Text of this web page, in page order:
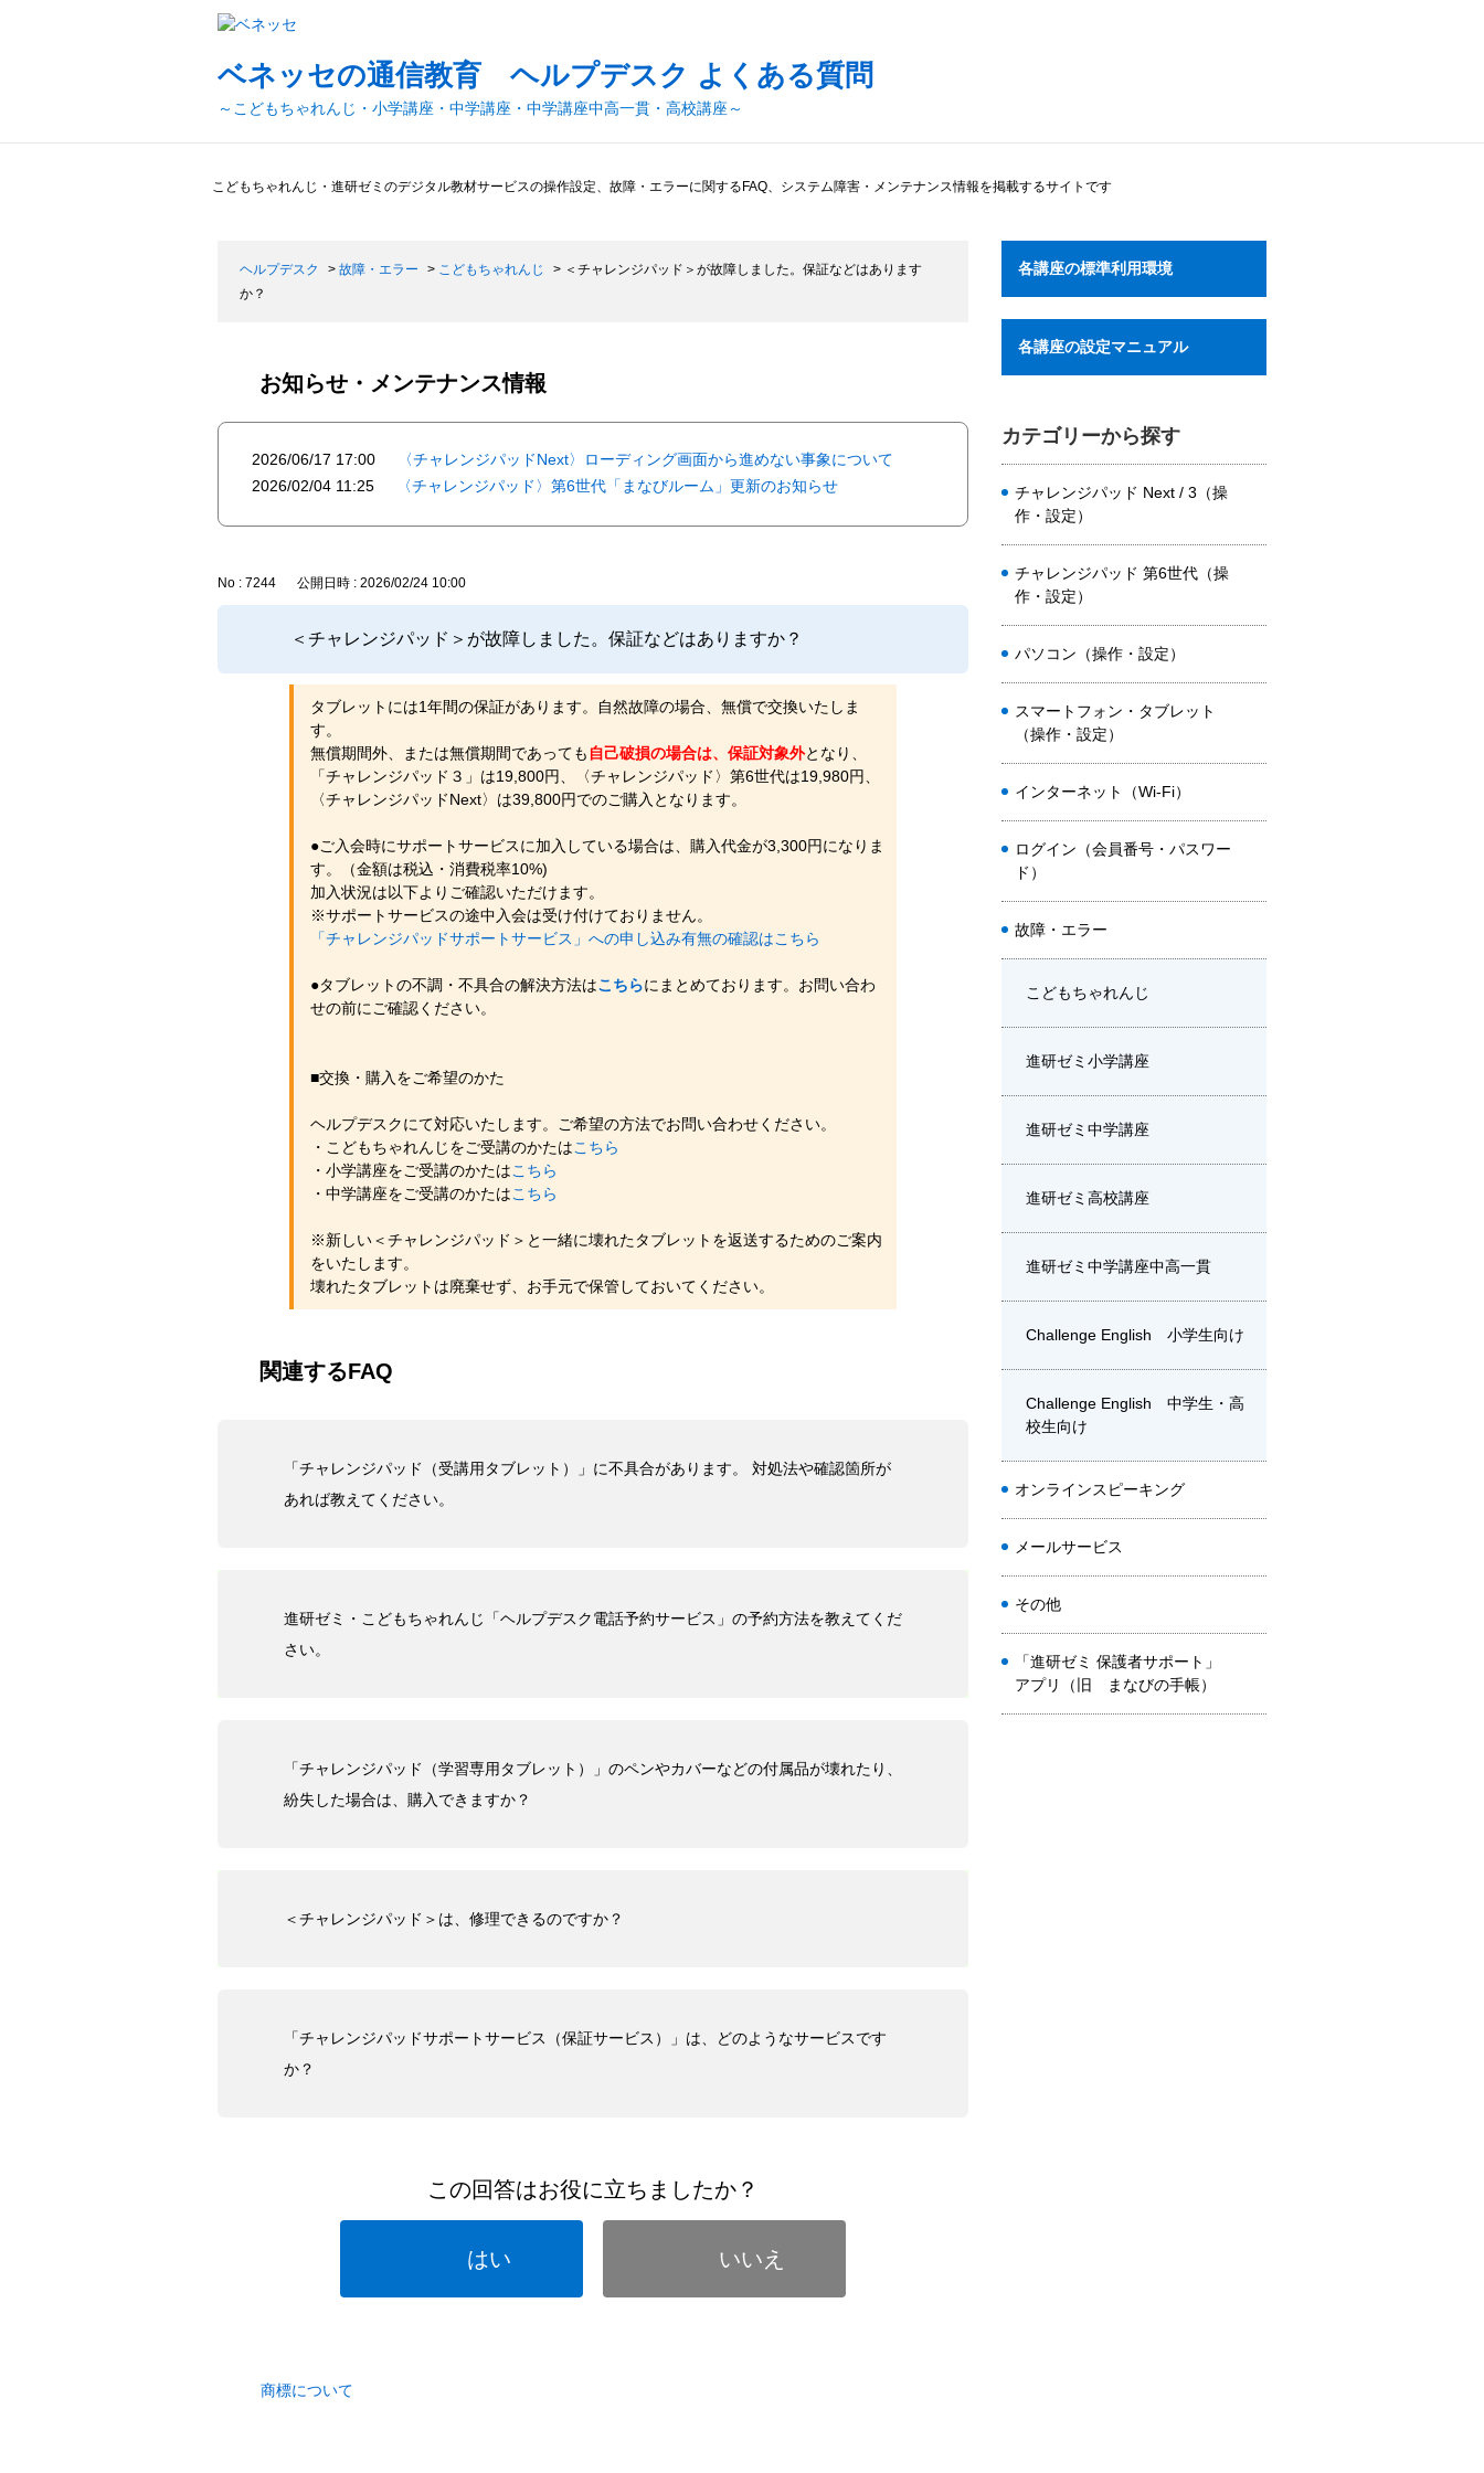
ベネッセの通信教育 ヘルプデスク よくある質問
～こどもちゃれんじ・小学講座・中学講座・中学講座中高一貫・高校講座～
こどもちゃれんじ・進研ゼミのデジタル教材サービスの操作設定、故障・エラーに関するFAQ、システム障害・メンテナンス情報を掲載するサイトです
ヘルプデスク > 故障・エラー > こどもちゃれんじ > ＜チャレンジパッド＞が故障しました。保証などはあります
か？
各講座の標準利用環境
各講座の設定マニュアル
カテゴリーから探す
チャレンジパッド Next / 3（操
作・設定）
チャレンジパッド 第6世代（操
作・設定）
パソコン（操作・設定）
スマートフォン・タブレット
（操作・設定）
インターネット（Wi-Fi）
ログイン（会員番号・パスワー
ド）
故障・エラー
こどもちゃれんじ
進研ゼミ小学講座
進研ゼミ中学講座
進研ゼミ高校講座
進研ゼミ中学講座中高一貫
Challenge English 小学生向け
Challenge English 中学生・高
校生向け
オンラインスピーキング
メールサービス
その他
「進研ゼミ 保護者サポート」
アプリ（旧 まなびの手帳）
お知らせ・メンテナンス情報
2026/06/17 17:00
〈チャレンジパッドNext〉ローディング画面から進めない事象について
2026/02/04 11:25
〈チャレンジパッド〉第6世代「まなびルーム」更新のお知らせ
No : 7244 公開日時 : 2026/02/24 10:00
＜チャレンジパッド＞が故障しました。保証などはありますか？
タブレットには1年間の保証があります。自然故障の場合、無償で交換いたしま
す。
無償期間外、または無償期間であっても 自己破損の場合は、保証対象外となり、
「チャレンジパッド３」は19,800円、〈チャレンジパッド〉第6世代は19,980円、
〈チャレンジパッドNext〉は39,800円でのご購入となります。
●ご入会時にサポートサービスに加入している場合は、購入代金が3,300円になりま
す。（金額は税込・消費税率10%)
加入状況は以下よりご確認いただけます。
※サポートサービスの途中入会は受け付けておりません。
「チャレンジパッドサポートサービス」への申し込み有無の確認はこちら
●タブレットの不調・不具合の解決方法はこちらにまとめております。お問い合わ
せの前にご確認ください。
■交換・購入をご希望のかた
ヘルプデスクにて対応いたします。ご希望の方法でお問い合わせください。
・こどもちゃれんじをご受講のかたはこちら
・小学講座をご受講のかたはこちら
・中学講座をご受講のかたはこちら
※新しい＜チャレンジパッド＞と一緒に壊れたタブレットを返送するためのご案内
をいたします。
壊れたタブレットは廃棄せず、お手元で保管しておいてください。
関連するFAQ
「チャレンジパッド（受講用タブレット）」に不具合があります。 対処法や確認箇所が
あれば教えてください。
進研ゼミ・こどもちゃれんじ「ヘルプデスク電話予約サービス」の予約方法を教えてくだ
さい。
「チャレンジパッド（学習専用タブレット）」のペンやカバーなどの付属品が壊れたり、
紛失した場合は、購入できますか？
＜チャレンジパッド＞は、修理できるのですか？
「チャレンジパッドサポートサービス（保証サービス）」は、どのようなサービスです
か？
この回答はお役に立ちましたか？
はい いいえ
商標について